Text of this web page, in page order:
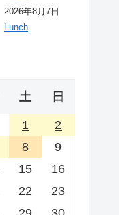
2026年8月7日
Lunch
土 日
1
2
8
9
15
16
22
23